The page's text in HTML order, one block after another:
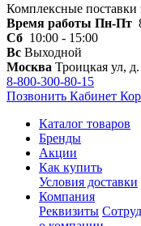
Комплексные поставки
Время работы Пн-Пт
Сб 10:00 - 15:00
Вс Выходной
Москва Троицкая ул,
8-800-300-80-15
Позвонить Кабинет
Каталог товаров
Бренды
Акции
Как купить
Условия доставки
Компания
Реквизиты